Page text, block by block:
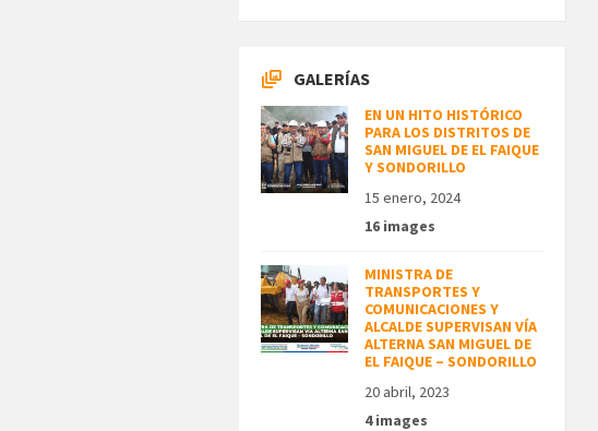
GALERÍAS
EN UN HITO HISTÓRICO
PARA LOS DISTRITOS DE
SAN MIGUEL DE EL FAIQUE
Y SONDORILLO
15 enero, 2024
16 images
MINISTRA DE
TRANSPORTES Y
COMUNICACIONES Y
ALCALDE SUPERVISAN VÍA
ALTERNA SAN MIGUEL DE
EL FAIQUE – SONDORILLO
20 abril, 2023
4 images